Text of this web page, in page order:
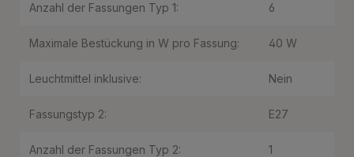
Anzahl der Fassungen Typ 1: 6
Maximale Bestückung in W pro Fassung: 40 W
Leuchtmittel inklusive: Nein
Fassungstyp 2: E27
Anzahl der Fassungen Typ 2: 1